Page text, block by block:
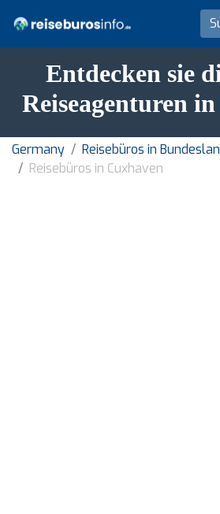
Entdecken sie
Reiseagenturen
Germany
Reisebüros in
Reisebüros in Cuxhaven